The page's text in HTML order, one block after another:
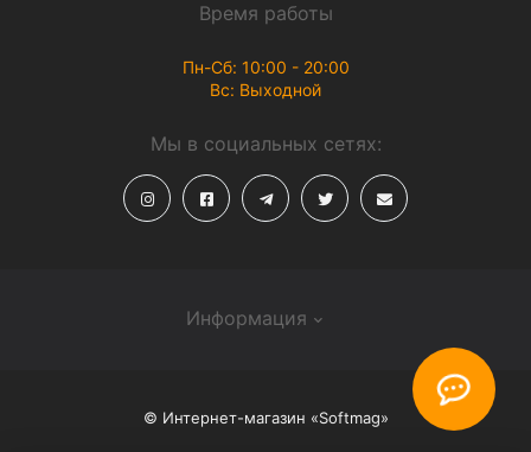
Информация
Время работы
Пн-Сб: 10:00 - 20:00
Вс: Выходной
Мы в социальных сетях:
© Интернет-магазин «Softmag»